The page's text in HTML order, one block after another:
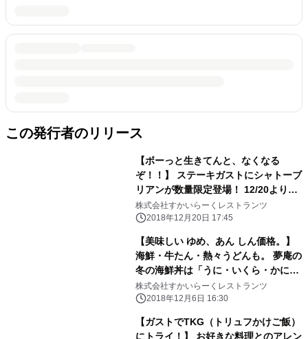
この発行者のリリース
【ボーっと生きてんと、なくなる
ぞ！！】 ステーキガストにシャトーブ
リアンが数量限定登場！ 12/20より
「フィレステーキ」フェア開催
株式会社すかいらーくレストランツ
2018年12月20日 17:45
【美味しい ゆめ、あん しん価格。】
海鮮・牛たん・熱々うどんも。 夢庵の
冬の海鮮丼は「うに・いくら・かに」
全部のせ！
株式会社すかいらーくレストランツ
2018年12月6日 16:30
【ガストでTKG（トリュフかけご飯）
にトライ！】 お好きな料理とのアレン